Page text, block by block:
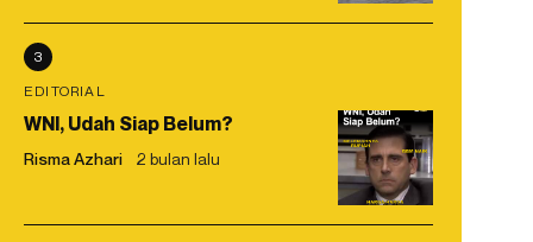
3
EDITORIAL
WNI, Udah Siap Belum?
Risma Azhari 2 bulan lalu